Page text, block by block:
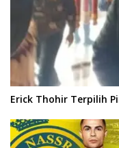
Erick Thohir Terpilih